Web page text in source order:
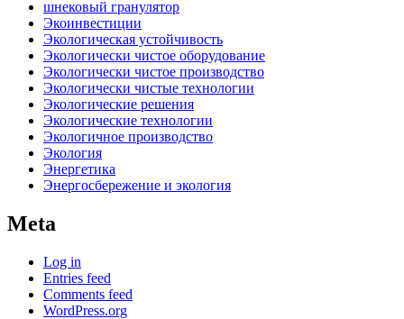
шнековый гранулятор
Экоинвестиции
Экологическая устойчивость
Экологически чистое оборудование
Экологически чистое производство
Экологически чистые технологии
Экологические решения
Экологические технологии
Экологичное производство
Экология
Энергетика
Энергосбережение и экология
Meta
Log in
Entries feed
Comments feed
WordPress.org